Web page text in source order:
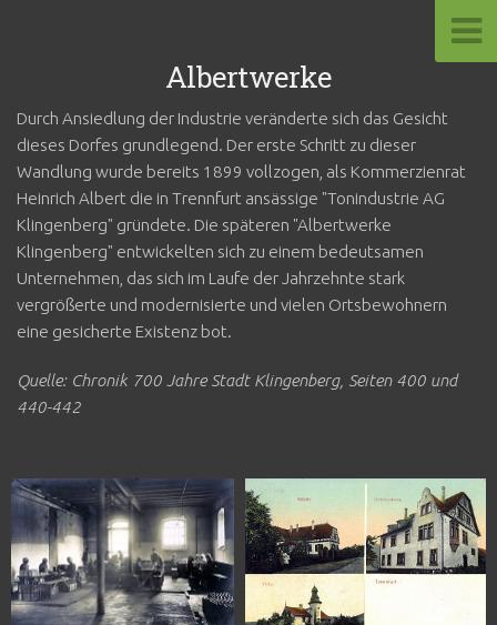
Albertwerke
Durch Ansiedlung der Industrie veränderte sich das Gesicht
dieses Dorfes grundlegend. Der erste Schritt zu dieser
Wandlung wurde bereits 1899 vollzogen, als Kommerzienrat
Heinrich Albert die in Trennfurt ansässige "Tonindustrie AG
Klingenberg" gründete. Die späteren "Albertwerke
Klingenberg" entwickelten sich zu einem bedeutsamen
Unternehmen, das sich im Laufe der Jahrzehnte stark
vergrößerte und modernisierte und vielen Ortsbewohnern
eine gesicherte Existenz bot.
Quelle: Chronik 700 Jahre Stadt Klingenberg, Seiten 400 und
440-442